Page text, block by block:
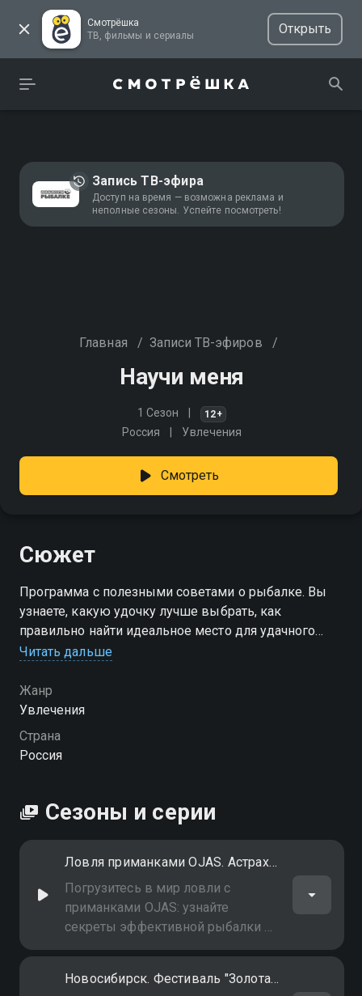
Смотрёшка
ТВ, фильмы и сериалы
Открыть
Запись ТВ-эфира
Доступ на время — возможна реклама и
неполные сезоны. Успейте посмотреть!
Главная / Записи ТВ-эфиров /
Научи меня
1 Сезон 12+
Россия Увлечения
Смотреть
Сюжет
Программа с полезными советами о рыбалке. Вы
узнаете, какую удочку лучше выбрать, как
правильно найти идеальное место для удачного
улова, который по-настоящему порадует вас, и
Читать дальше
Жанр
Увлечения
Страна
Россия
Сезоны и серии
Ловля приманками OJAS. Астрахань
Погрузитесь в мир ловли с
приманками OJAS: узнайте
секреты эффективной рыбалки от
профессионалов, технологии
для достижения впечатляющих
Новосибирск. Фестиваль "Золотая осень 2021". Герой - организатор фестиваля Ольга Чернавина